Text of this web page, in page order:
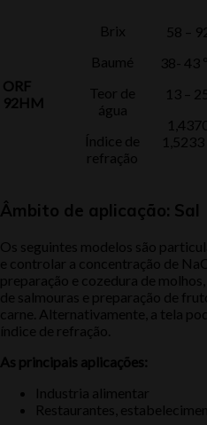
ORF
92HM
Brix
Baumé
Teor de
água
Índice de
refração
58 –
38- 43
13 –
1,5233
Âmbito de aplicação: Sal
Os seguintes modelos são
e controlar a concentração de
preparação e cozedura de
de salmouras e preparação de
carne. Alternativamente, a tela
índice de refração.
As principais aplicações:
Industria alimentar
Restaurantes,